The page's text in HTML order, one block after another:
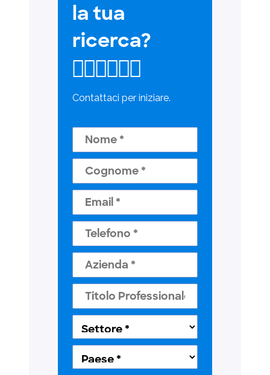
la tua
ricerca?

Contattaci per iniziare.